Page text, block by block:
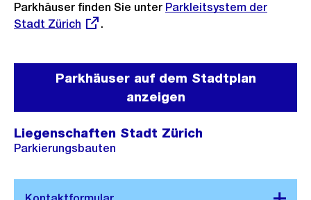
Parkhäuser finden Sie unter Externer
Parkleitsystem der
Stadt Zürich
.
Parkhäuser auf dem Stadtplan
anzeigen
Liegenschaften Stadt Zürich
Parkierungsbauten